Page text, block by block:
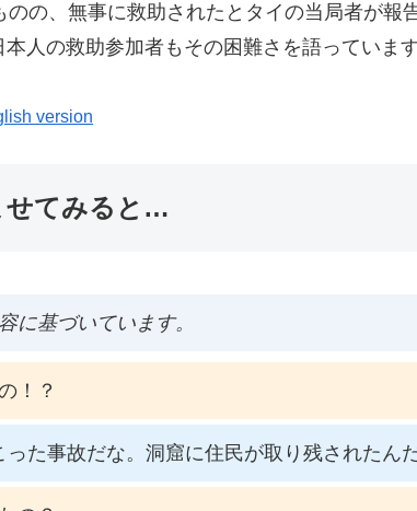
の、無事に救助されたとタイの当局者が
人の救助参加者もその困難さを語っています
version
せてみると…
に基づいています。
！？
た事故だな。洞窟に住民が取り残されたんだ